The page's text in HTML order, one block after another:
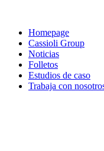
Homepage
Cassioli Group
Noticias
Folletos
Estudios de caso
Trabaja con